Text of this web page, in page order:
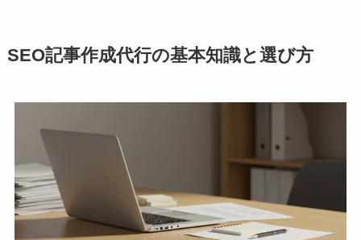
SEO記事作成代行の基本知識と選び方